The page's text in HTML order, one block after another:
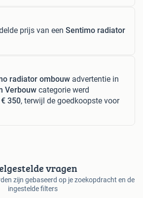
prijs van een Sentimo radiator
radiator ombouw advertentie in
Verbouw categorie werd
€ 350, terwijl de goedkoopste voor
vragen
zijn gebaseerd op je zoekopdracht en de
ingestelde filters